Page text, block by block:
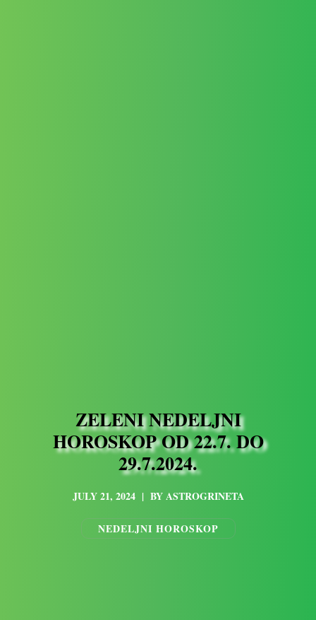
ZELENI NEDELJNI
HOROSKOP OD 22.7. DO
29.7.2024.
JULY 21, 2024 | BYASTROGRINETA
NEDELJNI HOROSKOP